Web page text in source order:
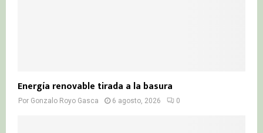
Energía renovable tirada a la basura
Por Gonzalo Royo Gasca 6 agosto, 2026 0